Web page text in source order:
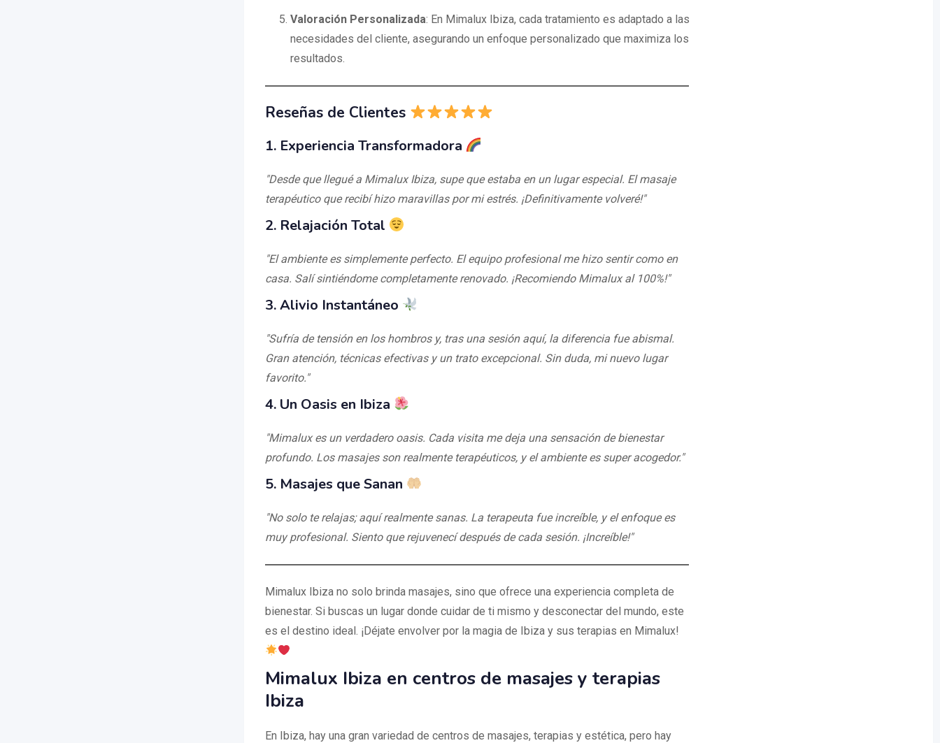
Valoración Personalizada: En Mimalux Ibiza, cada tratamiento es adaptado a las
necesidades del cliente, asegurando un enfoque personalizado que maximiza los
resultados.
Reseñas de Clientes
1. Experiencia Transformadora
"Desde que llegué a Mimalux Ibiza, supe que estaba en un lugar especial. El masaje
terapéutico que recibí hizo maravillas por mi estrés. ¡Definitivamente volveré!"
2. Relajación Total
"El ambiente es simplemente perfecto. El equipo profesional me hizo sentir como en
casa. Salí sintiéndome completamente renovado. ¡Recomiendo Mimalux al 100%!"
3.Alivio Instantáneo
"Sufría de tensión en los hombros y, tras una sesión aquí, la diferencia fue abismal.
Gran atención, técnicas efectivas y un trato excepcional. Sin duda, mi nuevo lugar
favorito."
4. Un Oasis en Ibiza
"Mimalux es un verdadero oasis. Cada visita me deja una sensación de bienestar
profundo. Los masajes son realmente terapéuticos, y el ambiente es super acogedor."
5. Masajes que Sanan
"No solo te relajas; aquí realmente sanas. La terapeuta fue increíble, y el enfoque es
muy profesional. Siento que rejuvenecí después de cada sesión. ¡Increíble!"
Mimalux Ibiza no solo brinda masajes, sino que ofrece una experiencia completa de
bienestar. Si buscas un lugar donde cuidar de ti mismo y desconectar del mundo, este
es el destino ideal. ¡Déjate envolver por la magia de Ibiza y sus terapias en Mimalux!
Mimalux Ibiza en centros de masajes y terapias
Ibiza
En Ibiza, hay una gran variedad de centros de masajes, terapias y estética, pero hay